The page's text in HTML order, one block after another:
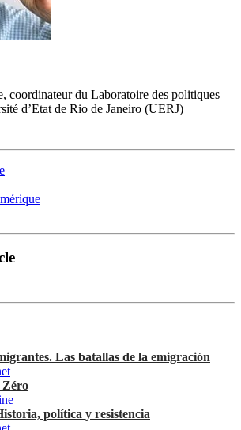
coordinateur du Laboratoire des politiques
d’Etat de Rio de Janeiro (UERJ)
Las batallas de la emigración
Zéro
política y resistencia